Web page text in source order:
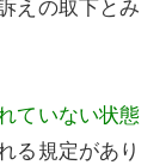
えの取下とみ
ていない状態
る規定があり